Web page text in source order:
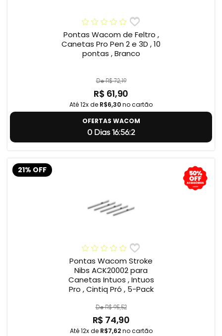
Pontas Wacom de Feltro ,
Canetas Pro Pen 2 e 3D , 10
pontas , Branco
De R$ 72,19
R$ 61,90
Até 12x de R$6,30no cartão
OFERTAS WACOM
0 Dias 16:56:1
21% OFF
Pontas Wacom Stroke
Nibs ACK20002 para
Canetas Intuos , Intuos
Pro , Cintiq Pró , 5-Pack
De R$ 95,52
R$ 74,90
Até 12x de R$7,62no cartão